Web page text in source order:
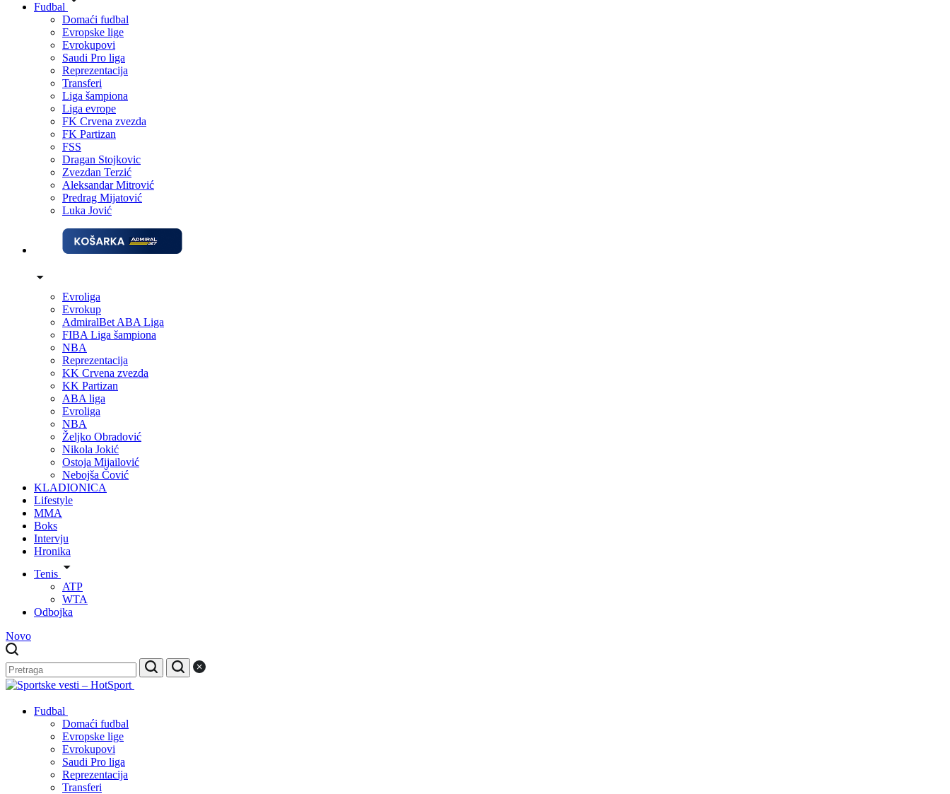
Fudbal
Domaći fudbal
Evropske lige
Evrokupovi
Saudi Pro liga
Reprezentacija
Transferi
Liga šampiona
Liga evrope
FK Crvena zvezda
FK Partizan
FSS
Dragan Stojkovic
Zvezdan Terzić
Aleksandar Mitrović
Predrag Mijatović
Luka Jović
Evroliga
Evrokup
AdmiralBet ABA Liga
FIBA Liga šampiona
NBA
Reprezentacija
KK Crvena zvezda
KK Partizan
ABA liga
Evroliga
NBA
Željko Obradović
Nikola Jokić
Ostoja Mijailović
Nebojša Čović
KLADIONICA
Lifestyle
MMA
Boks
Intervju
Hronika
Tenis
ATP
WTA
Odbojka
Novo
Fudbal
Domaći fudbal
Evropske lige
Evrokupovi
Saudi Pro liga
Reprezentacija
Transferi